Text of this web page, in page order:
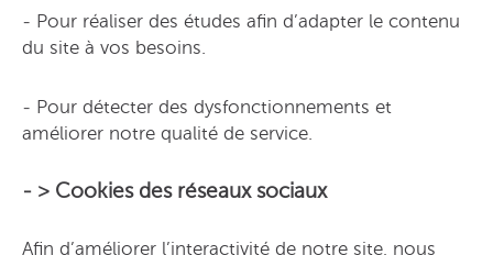
- Pour réaliser des études afin d’adapter le contenu
du site à vos besoins.
- Pour détecter des dysfonctionnements et
améliorer notre qualité de service.
- > Cookies des réseaux sociaux
Afin d’améliorer l’interactivité de notre site, nous